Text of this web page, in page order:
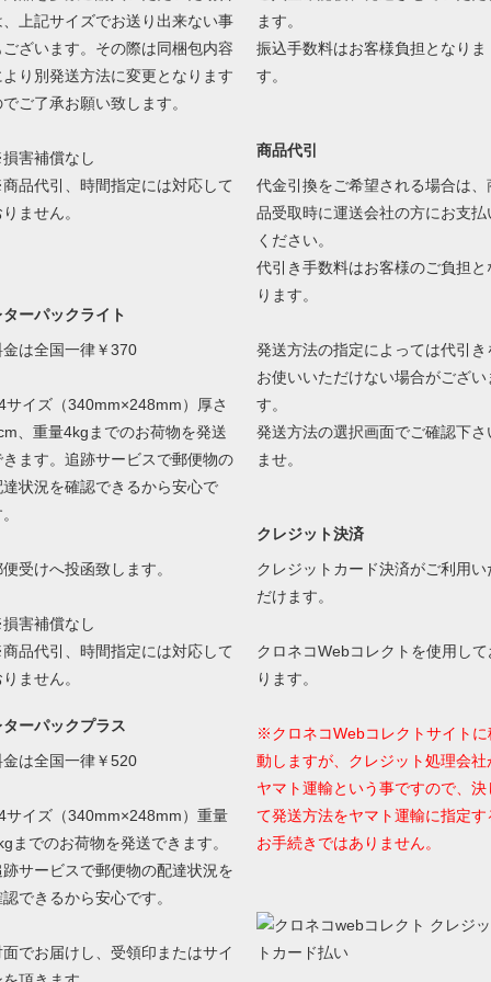
、上記サイズでお送り出来ない事
ございます。その際は同梱包内容
より別発送方法に変更となります
ご了承お願い致します。
害補償なし
品代引、時間指定には対応して
ません。
ーパックライト
金は全国一律￥370
サイズ（340mm×248mm）厚さ
、重量4kgまでのお荷物を発送
きます。追跡サービスで郵便物の
達状況を確認できるから安心で
受けへ投函致します。
害補償なし
品代引、時間指定には対応して
ません。
ターパックプラス
金は全国一律￥520
サイズ（340mm×248mm）重量
までのお荷物を発送できます。
跡サービスで郵便物の配達状況を
できるから安心です。
面でお届けし、受領印またはサイ
ます。
振込手数料はお客様負担となりま
す。
商品代引
代金引換をご希望される場合は、
品受取時に運送会社の方にお支払
ください。
代引き手数料はお客様のご負担と
ります。
発送方法の指定によっては代引き
お使いいただけない場合がござい
す。
発送方法の選択画面でご確認下さ
ませ。
クレジット決済
クレジットカード決済がご利用い
だけます。
クロネコWebコレクトを使用して
ります。
※クロネコWebコレクトサイトに
動しますが、クレジット処理会社
ヤマト運輸という事ですので、決
て発送方法をヤマト運輸に指定す
お手続きではありません。